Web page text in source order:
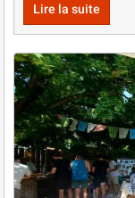
Lire la suite